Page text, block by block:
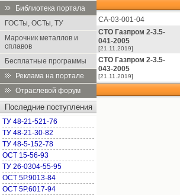
Библиотека портала
ГОСТы, ОСТы, ТУ
Марочник металлов и
сплавов
Бесплатные программы
Реклама на портале
Отраслевой форум
Последние поступления
ТУ 48-21-521-76
ТУ 48-21-30-82
ТУ 48-5-152-78
ОСТ 15-56-93
ТУ 26-0304-55-95
ОСТ 5Р.9013-84
ОСТ 5Р.6017-94
СА-03-001-04
СТО Газпром 2-3.5-
041-2005
[21.11.2019]
СТО Газпром 2-3.5-
043-2005
[21.11.2019]